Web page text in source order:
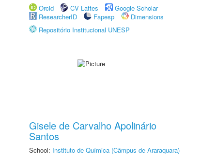
Orcid
CV Lattes
Google Scholar
ResearcherID
Fapesp
Dimensions
Repositório Institucional UNESP
Gisele de Carvalho Apolinário
Santos
School: Instituto de Química (Câmpus de Araraquara)